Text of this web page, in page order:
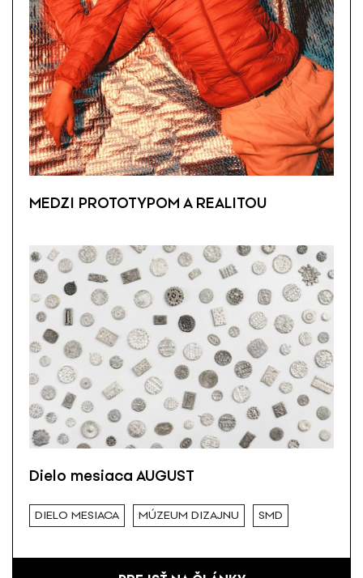
MEDZI PROTOTYPOM A REALITOU
Dielo mesiaca AUGUST
DIELO MESIACA MÚZEUM DIZAJNU SMD